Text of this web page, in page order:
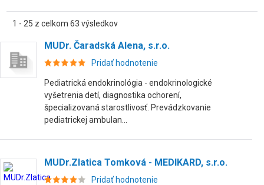
1 - 25 z celkom 63 výsledkov
MUDr. Čaradská Alena, s.r.o.
Pridať hodnotenie
Pediatrická endokrinológia - endokrinologické
vyšetrenia detí, diagnostika ochorení,
špecializovaná starostlivosť. Prevádzkovanie
pediatrickej ambulan...
MUDr.Zlatica Tomková - MEDIKARD, s.r.o.
Pridať hodnotenie